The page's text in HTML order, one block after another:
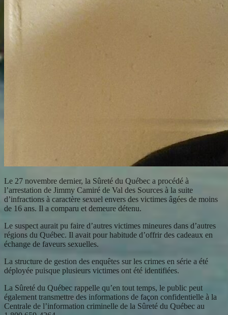
Le 27 novembre dernier, la Sûreté du Québec a procédé à
l’arrestation de Jimmy Camiré de Val des Sources à la suite
d’infractions à caractère sexuel envers des victimes âgées de moins
de 16 ans. Il a comparu et demeure détenu.
Le suspect aurait pu faire d’autres victimes mineures dans d’autres
régions du Québec. Il avait pour habitude d’offrir des cadeaux en
échange de faveurs sexuelles.
La structure de gestion des enquêtes sur les crimes en série a été
déployée puisque plusieurs victimes ont été identifiées.
La Sûreté du Québec rappelle qu’en tout temps, le public peut
également transmettre des informations de façon confidentielle à la
Centrale de l’information criminelle de la Sûreté du Québec au